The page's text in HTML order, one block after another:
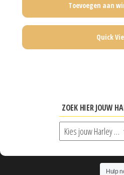
Toevoegen aan
Quick
ZOEK HIER JOUW
Hulp